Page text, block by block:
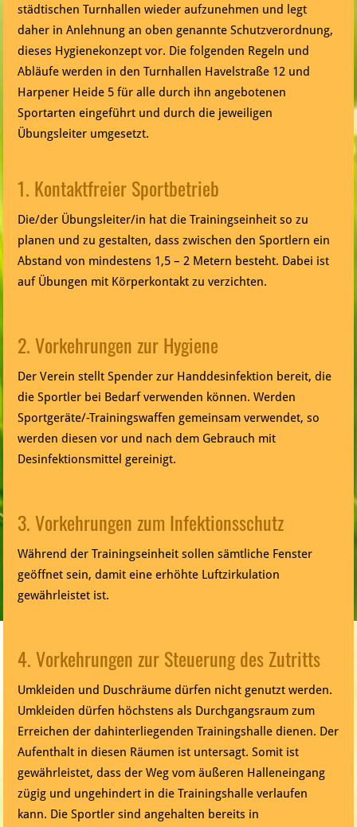
städtischen Turnhallen wieder aufzunehmen und legt
daher in Anlehnung an oben genannte Schutzverordnung,
dieses Hygienekonzept vor. Die folgenden Regeln und
Abläufe werden in den Turnhallen Havelstraße 12 und
Harpener Heide 5 für alle durch ihn angebotenen
Sportarten eingeführt und durch die jeweiligen
Übungsleiter umgesetzt.
1. Kontaktfreier Sportbetrieb
Die/der Übungsleiter/in hat die Trainingseinheit so zu
planen und zu gestalten, dass zwischen den Sportlern ein
Abstand von mindestens 1,5 – 2 Metern besteht. Dabei ist
auf Übungen mit Körperkontakt zu verzichten.
2. Vorkehrungen zur Hygiene
Der Verein stellt Spender zur Handdesinfektion bereit, die
die Sportler bei Bedarf verwenden können. Werden
Sportgeräte/-Trainingswaffen gemeinsam verwendet, so
werden diesen vor und nach dem Gebrauch mit
Desinfektionsmittel gereinigt.
3. Vorkehrungen zum Infektionsschutz
Während der Trainingseinheit sollen sämtliche Fenster
geöffnet sein, damit eine erhöhte Luftzirkulation
gewährleistet ist.
4. Vorkehrungen zur Steuerung des Zutritts
Umkleiden und Duschräume dürfen nicht genutzt werden.
Umkleiden dürfen höchstens als Durchgangsraum zum
Erreichen der dahinterliegenden Trainingshalle dienen. Der
Aufenthalt in diesen Räumen ist untersagt. Somit ist
gewährleistet, dass der Weg vom äußeren Halleneingang
zügig und ungehindert in die Trainingshalle verlaufen
kann. Die Sportler sind angehalten bereits in